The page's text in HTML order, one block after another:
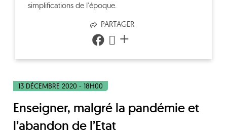
simplifications de l'époque.
PARTAGER
+
13 DÉCEMBRE 2020 - 18H00
Enseigner, malgré la pandémie et
l’abandon de l’Etat